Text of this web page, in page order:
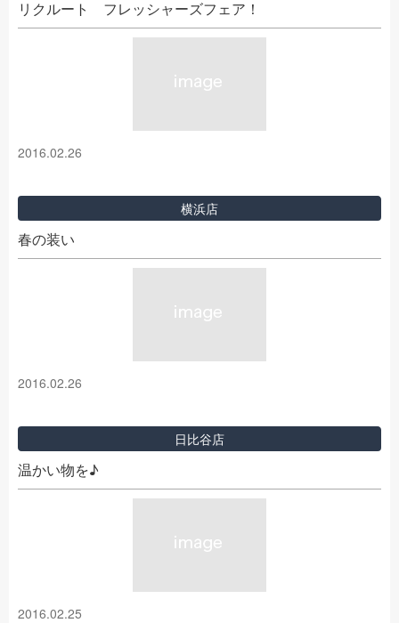
リクルート フレッシャーズフェア！
2016.02.26
横浜店
春の装い
2016.02.26
日比谷店
温かい物を♪
2016.02.25